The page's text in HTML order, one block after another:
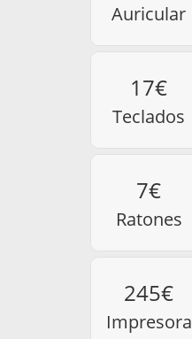
auricular
17€
teclados
7€
ratones
245€
impresora